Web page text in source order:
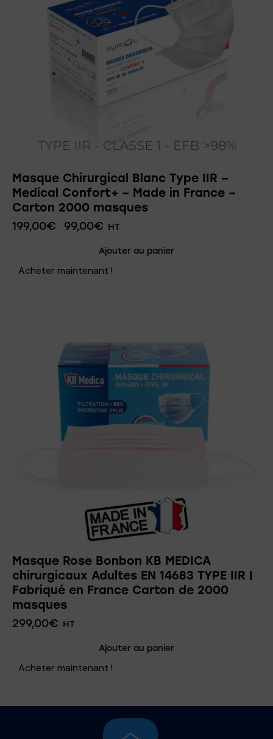
Masque Chirurgical Blanc Type IIR –
Medical Confort+ – Made in France –
Carton 2000 masques
199,00€ 99,00€ HT
Ajouter au panier
Acheter maintenant !
Masque Rose Bonbon KB MEDICA
chirurgicaux Adultes EN 14683 TYPE IIR |
Fabriqué en France Carton de 2000
masques
299,00€ HT
Ajouter au panier
Acheter maintenant !